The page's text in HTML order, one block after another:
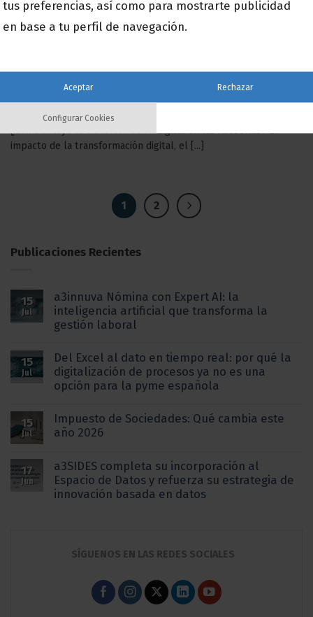
El futuro de las asesorías está en la nube
¿Cómo influye la transformación digital en las Asesorías? El
impacto de la transformación digital, el [...]
1 2
Publicaciones Recientes
15
Jul
a3innuva Nómina con Expert AI: la
inteligencia artificial que transforma la
gestión laboral
15
Jul
Del Excel al dato en tiempo real: por qué la
digitalización de procesos ya no es una
opción para la pyme española
15
Jul
Impuesto de Sociedades: Qué cambia este
año 2026
17
Jun
a3SIDES completa su incorporación al
Espacio de Datos y refuerza su estrategia de
innovación basada en datos
SÍGUENOS EN LAS REDES SOCIALES
tus preferencias, así como para mostrarte publicidad
en base a tu perfil de navegación.
Aceptar Rechazar
Configurar Cookies